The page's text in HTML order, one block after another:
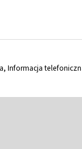
Informacja